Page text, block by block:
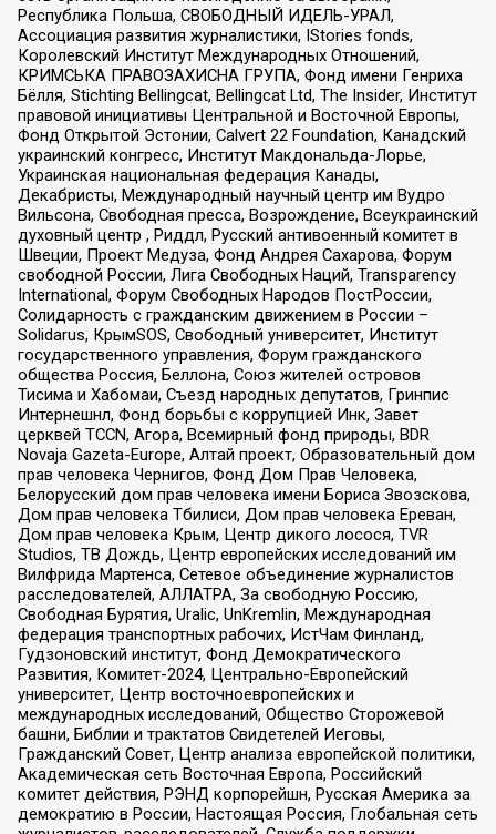
Республика Польша, СВОБОДНЫЙ ИДЕЛЬ-УРАЛ,
Ассоциация развития журналистики, IStories fonds,
Королевский Институт Международных Отношений,
КРИМСЬКА ПРАВОЗАХИСНА ГРУПА, Фонд имени Генриха
Бёлля, Stichting Bellingcat, Bellingcat Ltd, The Insider, Институт
правовой инициативы Центральной и Восточной Европы,
Фонд Открытой Эстонии, Calvert 22 Foundation, Канадский
украинский конгресс, Институт Макдональда-Лорье,
Украинская национальная федерация Канады,
Декабристы, Международный научный центр им Вудро
Вильсона, Свободная пресса, Возрождение, Всеукраинский
духовный центр , Риддл, Русский антивоенный комитет в
Швеции, Проект Медуза, Фонд Андрея Сахарова, Форум
свободной России, Лига Свободных Наций, Transparеncy
International, Форум Свободных Народов ПостРоссии,
Солидарность с гражданским движением в России –
Solidarus, КрымSOS, Свободный университет, Институт
государственного управления, Форум гражданского
общества Россия, Беллона, Союз жителей островов
Тисима и Хабомаи, Съезд народных депутатов, Гринпис
Интернешнл, Фонд борьбы с коррупцией Инк, Завет
церквей TCCN, Агора, Всемирный фонд природы, BDR
Novaja Gazeta-Europe, Алтай проект, Образовательный дом
прав человека Чернигов, Фонд Дом Прав Человека,
Белорусский дом прав человека имени Бориса Звозскова,
Дом прав человека Тбилиси, Дом прав человека Ереван,
Дом прав человека Крым, Центр дикого лосося, TVR
Studios, ТВ Дождь, Центр европейских исследований им
Вилфрида Мартенса, Сетевое объединение журналистов
расследователей, АЛЛАТРА, За свободную Россию,
Свободная Бурятия, Uralic, UnKremlin, Международная
федерация транспортных рабочих, ИстЧам Финланд,
Гудзоновский институт, Фонд Демократического
Развития, Комитет-2024, Центрально-Европейский
университет, Центр восточноевропейских и
международных исследований, Общество Сторожевой
башни, Библии и трактатов Свидетелей Иеговы,
Гражданский Совет, Центр анализа европейской политики,
Академическая сеть Восточная Европа, Российский
комитет действия, РЭНД корпорейшн, Русская Америка за
демократию в России, Настоящая Россия, Глобальная сеть